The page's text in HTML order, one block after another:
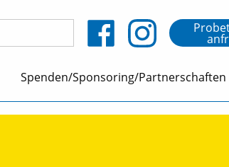
Spenden/Sponsoring/Partnerschaften